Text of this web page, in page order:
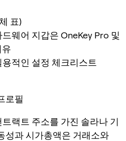
표)
웨어 지갑은 OneKey Pro 및
유
적인 설정 체크리스트
로필
랙트 주소를 가진 솔라나 기
성과 시가총액은 거래소와